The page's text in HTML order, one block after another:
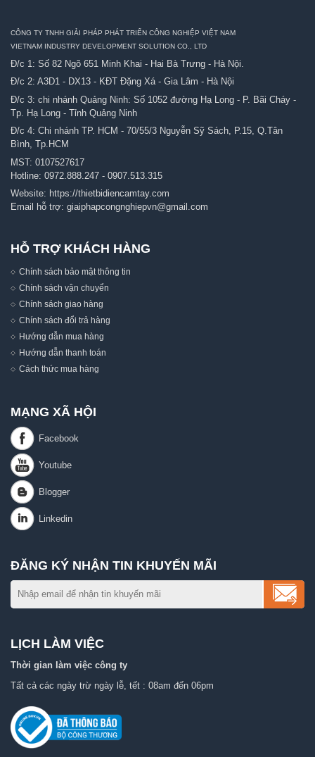
CÔNG TY TNHH GIẢI PHÁP PHÁT TRIỂN CÔNG NGHIỆP VIỆT NAM
VIETNAM INDUSTRY DEVELOPMENT SOLUTION CO., LTD
Đ/c 1: Số 82 Ngõ 651 Minh Khai - Hai Bà Trưng - Hà Nội.
Đ/c 2: A3D1 - DX13 - KĐT Đặng Xá - Gia Lâm - Hà Nội
Đ/c 3: chi nhánh Quảng Ninh: Số 1052 đường Hạ Long - P. Bãi Cháy -
Tp. Hạ Long - Tỉnh Quảng Ninh
Đ/c 4: Chi nhánh TP. HCM - 70/55/3 Nguyễn Sỹ Sách, P.15, Q.Tân
Bình, Tp.HCM
MST: 0107527617
Hotline: 0972.888.247 - 0907.513.315
Website: https://thietbidiencamtay.com
Email hỗ trợ: giaiphapcongnghiepvn@gmail.com
HỖ TRỢ KHÁCH HÀNG
Chính sách bảo mật thông tin
Chính sách vận chuyển
Chính sách giao hàng
Chính sách đổi trả hàng
Hướng dẫn mua hàng
Hướng dẫn thanh toán
Cách thức mua hàng
MẠNG XÃ HỘI
ĐĂNG KÝ NHẬN TIN KHUYẾN MÃI
LỊCH LÀM VIỆC
Thời gian làm việc công ty
Tất cả các ngày trừ ngày lễ, tết : 08am đến 06pm